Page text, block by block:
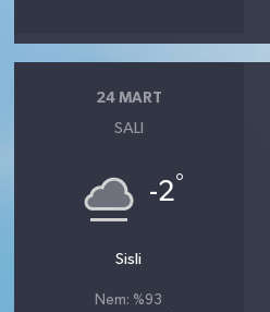
24 MART
SALI
-2°
Sisli
Nem: %93